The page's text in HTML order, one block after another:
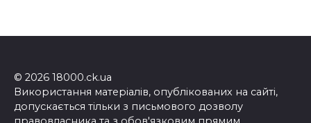
© 2026 18000.ck.ua
Використання матеріалів, опублікованих на сайті,
допускається тільки з письмового дозволу